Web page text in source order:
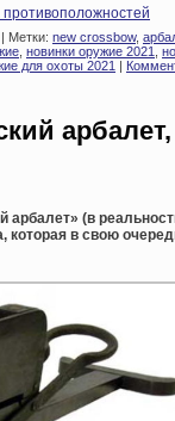
| Метки: new crossbow,
новинки оружие 2021
для охоты 2021 |
арбалет» (в
которая в свою